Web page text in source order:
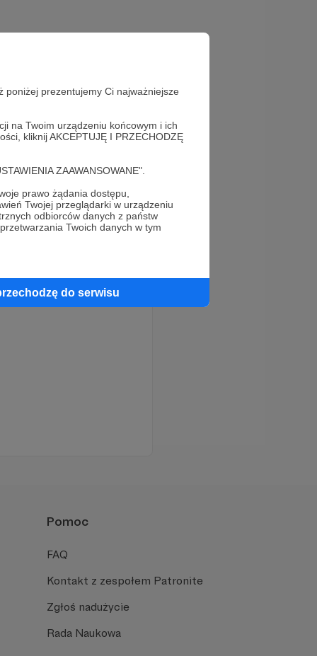
poniżej prezentujemy Ci najważniejsze
na Twoim urządzeniu końcowym i ich
kliknij AKCEPTUJĘ I PRZECHODZĘ
ZAAWANSOWANE".
prawo żądania dostępu,
Twojej przeglądarki w urządzeniu
odbiorców danych z państw
Twoich danych w tym
do serwisu
Odpowiedz
Pomoc
FAQ
Kontakt z zespołem Patronite
Zgłoś nadużycie
Rada Naukowa